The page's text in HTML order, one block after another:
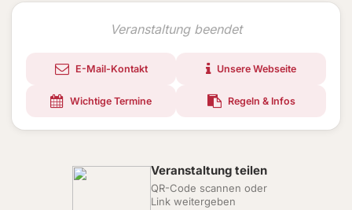
Veranstaltung beendet
E-Mail-Kontakt Unsere Webseite
Wichtige Termine Regeln & Infos
Veranstaltung teilen
QR-Code scannen oder
Link weitergeben